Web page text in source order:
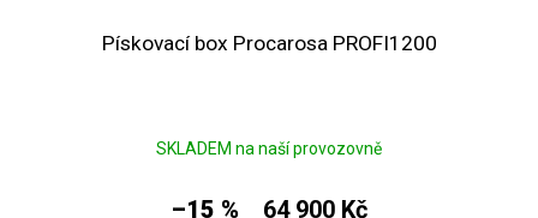
Pískovací box Procarosa PROFI1200
SKLADEM na naší provozovně
–15 % 64 900 Kč